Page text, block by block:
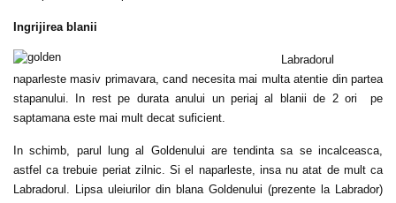
Ingrijirea blanii
Labradorul
naparleste masiv primavara, cand necesita mai multa atentie din partea
stapanului. In rest pe durata anului un periaj al blanii de 2 ori pe
saptamana este mai mult decat suficient.
In schimb, parul lung al Goldenului are tendinta sa se incalceasca,
astfel ca trebuie periat zilnic. Si el naparleste, insa nu atat de mult ca
Labradorul. Lipsa uleiurilor din blana Goldenului (prezente la Labrador)